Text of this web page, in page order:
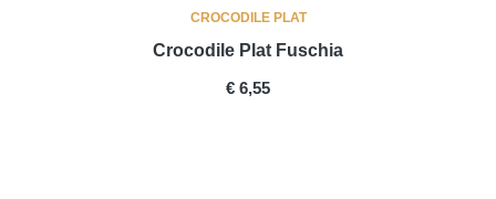
CROCODILE PLAT
Crocodile Plat Fuschia
PRICE
€ 6,55